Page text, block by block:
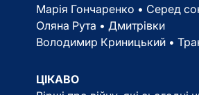
Марія Гончаренко • Серед
Оляна Рута • Дмитрівки
Володимир Криницький •
ЦІКАВО